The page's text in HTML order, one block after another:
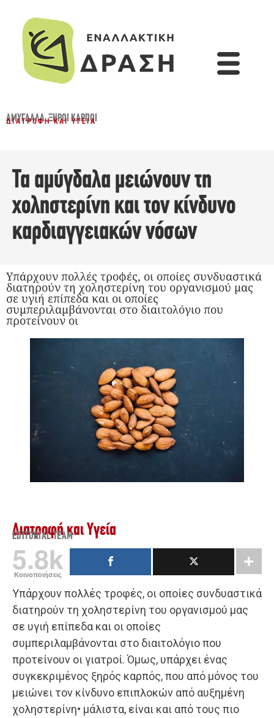
ΑΜΎΓΔΑΛΑ,ΞΗΡΟΊ ΚΑΡΠΟΊ
ΔΙΑΤΡΟΦΉ ΚΑΙ ΥΓΕΊΑ
Τα αμύγδαλα μειώνουν τη
χοληστερίνη και τον κίνδυνο
καρδιαγγειακών νόσων
Υπάρχουν πολλές τροφές, οι οποίες συνδυαστικά
διατηρούν τη χοληστερίνη του οργανισμού μας
σε υγιή επίπεδα και οι οποίες
συμπεριλαμβάνονται στο διαιτολόγιο που
προτείνουν οι
Διατροφή και Υγεία
EDITORIAL TEAM
5.8k
Κοινοποιήσεις
Υπάρχουν πολλές τροφές, οι οποίες συνδυαστικά
διατηρούν τη χοληστερίνη του οργανισμού μας
σε υγιή επίπεδα και οι οποίες
συμπεριλαμβάνονται στο διαιτολόγιο που
προτείνουν οι γιατροί. Όμως, υπάρχει ένας
συγκεκριμένος ξηρός καρπός, που από μόνος του
μειώνει τον κίνδυνο επιπλοκών από αυξημένη
χοληστερίνη• μάλιστα, είναι και από τους πιο